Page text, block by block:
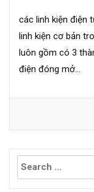
các linh kiện điện
linh kiện cơ bản
luôn gồm có 3
điện đóng mở...
Search
for: